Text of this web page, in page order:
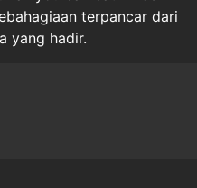
terpancar dari
yang hadir.